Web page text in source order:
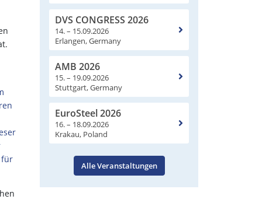
für
DVS CONGRESS 2026
14. – 15.09.2026
Erlangen, Germany
AMB 2026
15. – 19.09.2026
Stuttgart, Germany
EuroSteel 2026
16. – 18.09.2026
Krakau, Poland
Alle Veranstaltungen